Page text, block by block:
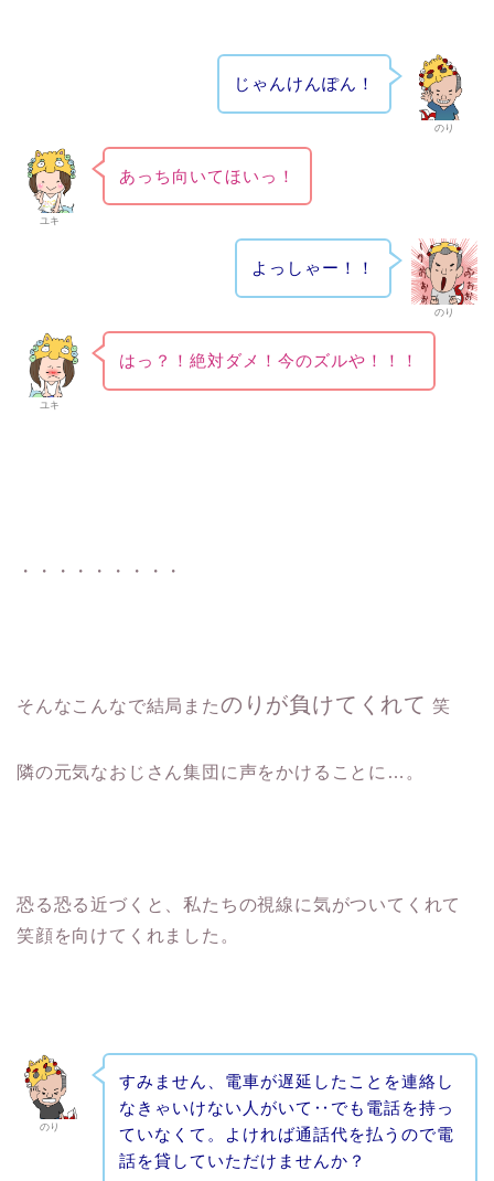
のり
じゃんけんぽん！
ユキ
あっち向いてほいっ！
のり
よっしゃー！！
ユキ
はっ？！絶対ダメ！今のズルや！！！
・・・・・・・・・
そんなこんなで結局またのりが負けてくれて 笑
隣の元気なおじさん集団に声をかけることに…。
恐る恐る近づくと、私たちの視線に気がついてくれて
笑顔を向けてくれました。
のり
すみません、電車が遅延したことを連絡し
なきゃいけない人がいて‥でも電話を持っ
ていなくて。よければ通話代を払うので電
話を貸していただけませんか？